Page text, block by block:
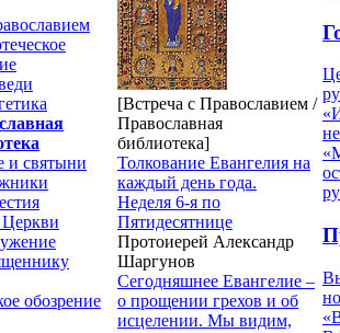
и святыни
обозрение
[Встреча с Православием /
Православная
библиотека]
Толкование Евангелия на
каждый день года.
Неделя 6-я по
Пятидесятнице
Протоиерей Александр
Шаргунов
Сегодняшнее Евангелие –
о прощении грехов и об
исцелении. Мы видим,